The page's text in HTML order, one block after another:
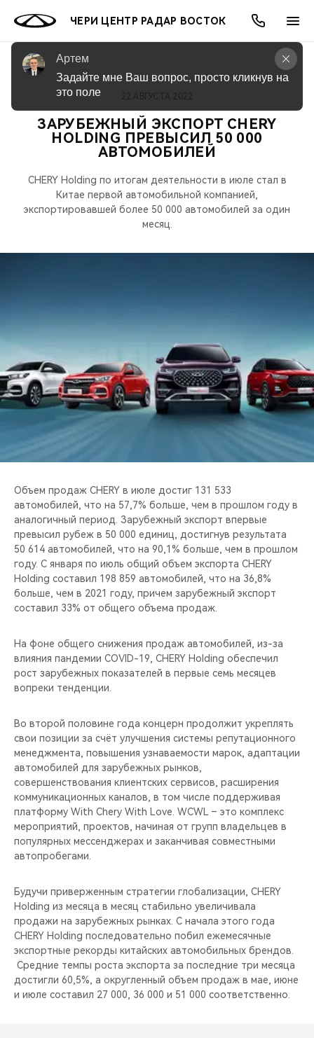
ЧЕРИ ЦЕНТР РАДАР ВОСТОК
МОДЕЛИ
ВСЕ МОДЕЛИ
КРОССОВЕРЫ
ПОКУПАТЕЛЯМ
ВЫБОР И ПОКУПКА
ВЛАДЕЛЬЦАМ
ПОДДЕРЖКА
МИР CHERY
АКСЕССУАРЫ
CHERY В СОЦСЕТЯХ
CHERY И СПОРТ
НАШИ МЕРОПРИЯТИЯ
ВИДЕООБЗОРЫ
АКЦИИ
ВЫГОДЫ И АКЦИИ
ОНЛАЙН СЕРВИСЫ
ВЫБОР И ПОКУПКА
О КОМПАНИИ
ЗАРУБЕЖНЫЙ ЭКСПОРТ CHERY
HOLDING ПРЕВЫСИЛ 50 000
АВТОМОБИЛЕЙ
22 АВГУСТА 2022
CHERY Holding по итогам деятельности в июле стал в
Китае первой автомобильной компанией,
экспортировавшей более 50 000 автомобилей за один
месяц.
Объем продаж CHERY в июле достиг 131 533
автомобилей, что на 57,7% больше, чем в прошлом году в
аналогичный период. Зарубежный экспорт впервые
превысил рубеж в 50 000 единиц, достигнув результата
50 614 автомобилей, что на 90,1% больше, чем в прошлом
году. С января по июль общий объем экспорта CHERY
Holding составил 198 859 автомобилей, что на 36,8%
больше, чем в 2021 году, причем зарубежный экспорт
составил 33% от общего объема продаж.
На фоне общего снижения продаж автомобилей, из-за
влияния пандемии COVID-19, CHERY Holding обеспечил
рост зарубежных показателей в первые семь месяцев
вопреки тенденции.
Во второй половине года концерн продолжит укреплять
свои позиции за счёт улучшения системы репутационного
менеджмента, повышения узнаваемости марок, адаптации
автомобилей для зарубежных рынков,
совершенствования клиентских сервисов, расширения
коммуникационных каналов, в том числе поддерживая
платформу With Chery With Love. WCWL – это комплекс
мероприятий, проектов, начиная от групп владельцев в
популярных мессенджерах и заканчивая совместными
автопробегами.
Будучи приверженным стратегии глобализации, CHERY
Holding из месяца в месяц стабильно увеличивала
продажи на зарубежных рынках. С начала этого года
CHERY Holding последовательно побил ежемесячные
экспортные рекорды китайских автомобильных брендов.
Средние темпы роста экспорта за последние три месяца
достигли 60,5%, а округленный объем продаж в мае, июне
и июле составил 27 000, 36 000 и 51 000 соответственно.
Артем
Задайте мне Ваш вопрос, просто кликнув на
это поле